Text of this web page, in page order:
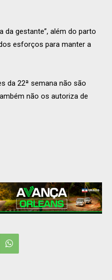
da gestante”, além do parto
esforços para manter a
da 22ª semana não são
não os autoriza de